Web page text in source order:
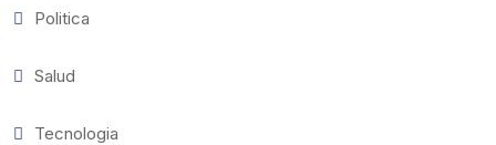
Politica
Salud
Tecnologia